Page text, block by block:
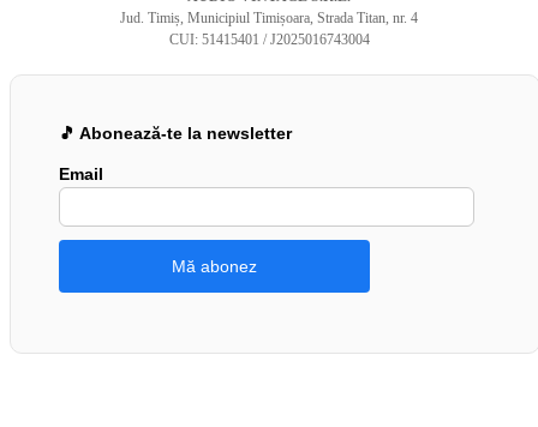
Jud. Timiș, Municipiul Timișoara, Strada Titan, nr. 4
CUI: 51415401 / J2025016743004
🎵 Abonează-te la newsletter
Email